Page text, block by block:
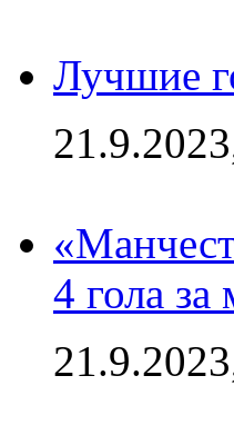
Лучшие
4 гола